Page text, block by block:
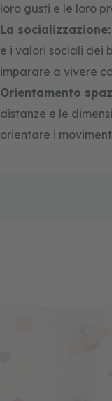
loro gusti e le loro
La socializzazione:
e i valori sociali dei
imparare a vivere
Orientamento
distanze e le
orientare i